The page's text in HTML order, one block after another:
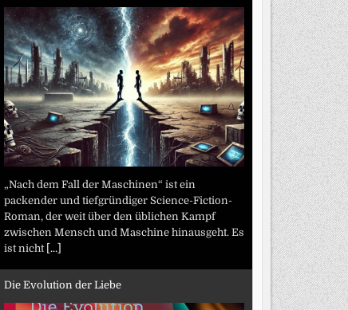
„Nach dem Fall der Maschinen“ ist ein
packender und tiefgründiger Science-Fiction-
Roman, der weit über den üblichen Kampf
zwischen Mensch und Maschine hinausgeht. Es
ist nicht [...]
Die Evolution der Liebe